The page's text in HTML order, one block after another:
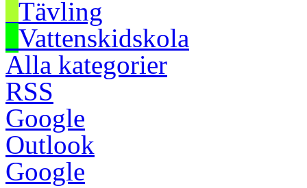
Tävling
Vattenskidskola
Alla kategorier
RSS
Google
Outlook
Google